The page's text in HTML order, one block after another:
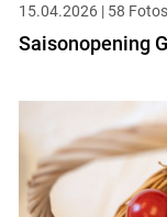
15.04.2026 | 58 Fotos
Saisonopening